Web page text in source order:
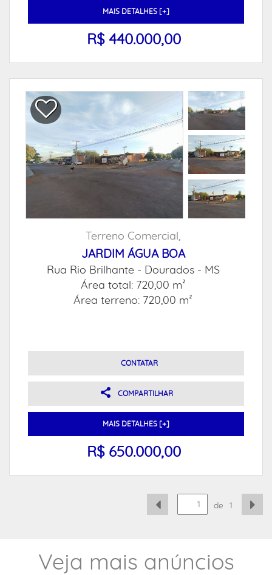
MAIS DETALHES [+]
R$ 440.000,00
Terreno Comercial,
JARDIM ÁGUA BOA
Rua Rio Brilhante - Dourados - MS
Área total: 720,00 m²
Área terreno: 720,00 m²
CONTATAR
COMPARTILHAR
MAIS DETALHES [+]
R$ 650.000,00
de 1
Veja mais anúncios